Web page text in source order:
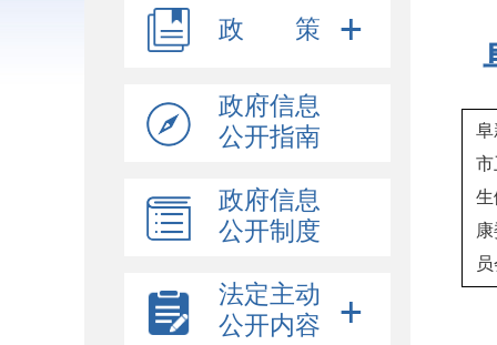
政 策
政府信息
公开指南
政府信息
公开制度
法定主动
公开内容
阜
市
生